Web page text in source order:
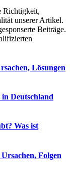
Richtigkeit,
unserer Artikel.
Beiträge.
Lösungen
Deutschland
Was ist
Folgen